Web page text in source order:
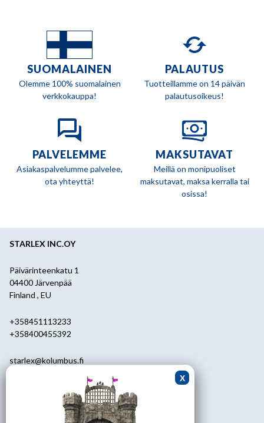
SUOMALAINEN
Olemme 100% suomalainen
verkkokauppa!
PALAUTUS
Tuotteillamme on 14 päivän
palautusoikeus!
PALVELEMME
Asiakaspalvelumme palvelee,
ota yhteyttä!
MAKSUTAVAT
Meillä on monipuoliset
maksutavat, maksa kerralla tai
osissa!
STARLEX INC.OY
Päivärinteenkatu 1
04400 Järvenpää
Finland , EU
+358451113233
+358400455392
starlex@kolumbus.fi